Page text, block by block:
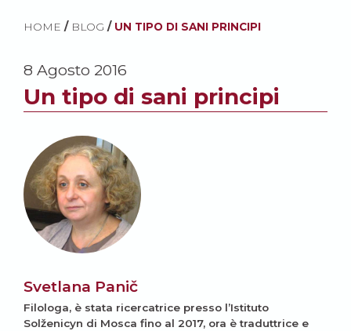
HOME / BLOG / UN TIPO DI SANI PRINCIPI
8 Agosto 2016
Un tipo di sani principi
Svetlana Panič
Filologa, è stata ricercatrice presso l’Istituto
Solženicyn di Mosca fino al 2017, ora è traduttrice e